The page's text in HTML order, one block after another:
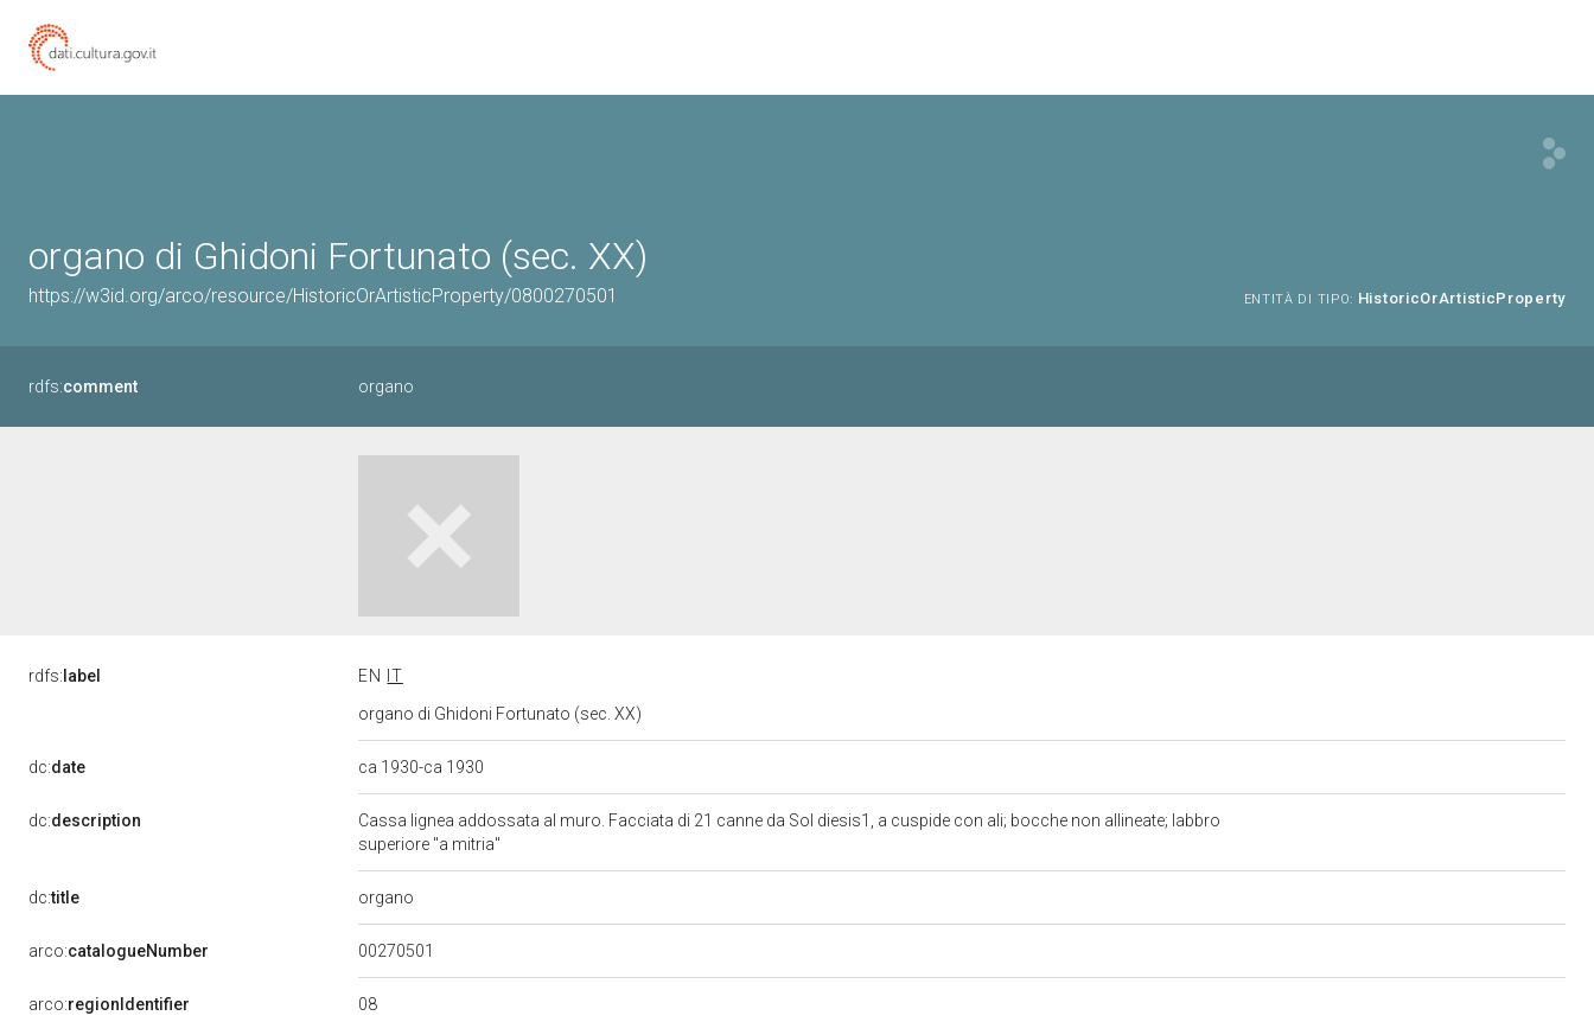
organo di Ghidoni Fortunato (sec. XX)
https://w3id.org/arco/resource/HistoricOrArtisticProperty/0800270501 ENTITÀ DI TIPO: HistoricOrArtisticProperty
rdfs:comment organo
rdfs: label EN
IT
organo di Ghidoni Fortunato (sec. XX)
dc:date ca 1930-ca 1930
dc:description
Cassa lignea addossata al muro. Facciata di 21 canne da Sol diesis1, a cuspide con ali; bocche non allineate; labbro
superiore "a mitria"
dc:title organo
arco:catalogueNumber 00270501
arco:regionIdentifier 08